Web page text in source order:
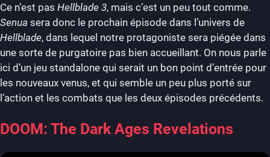
Ce n’est pas Hellblade 3, mais c’est un peu tout comme.
Senua sera donc le prochain épisode dans l’univers de
Hellblade, dans lequel notre protagoniste sera piégée dans
une sorte de purgatoire pas bien accueillant. On nous parle
ici d’un jeu standalone qui serait un bon point d’entrée pour
les nouveaux venus, et qui semble un peu plus porté sur
l’action et les combats que les deux épisodes précédents.
DOOM: The Dark Ages Revelations